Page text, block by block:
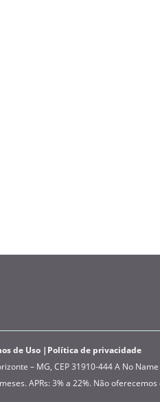
de Uso
Política de privacidade
– MG, CEP 31910-444 A No
APRs: 3% a 22%. Não